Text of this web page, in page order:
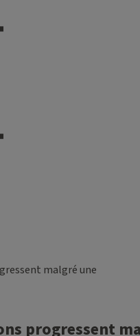
malgré une
progressent